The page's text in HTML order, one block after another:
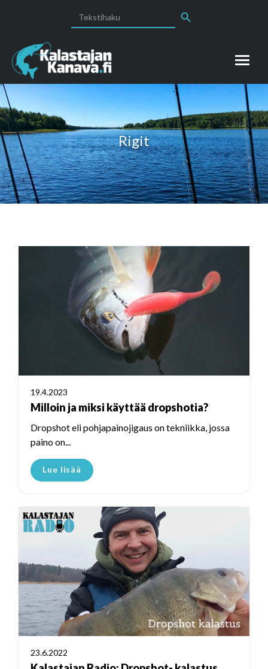
for:
Rigit
19.4.2023
Milloin ja miksi käyttää dropshotia?
Dropshot eli pohjapainojigaus on tekniikka, jossa
paino on...
Lue lisää
23.6.2022